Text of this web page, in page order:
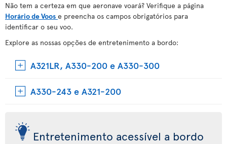
Não tem a certeza em que aeronave voará? Verifique a página
Horário de Voos e preencha os campos obrigatórios para
identificar o seu voo.
Explore as nossas opções de entretenimento a bordo:
A321LR, A330-200 e A330-300
A330-243 e A321-200
Entretenimento acessível a bordo